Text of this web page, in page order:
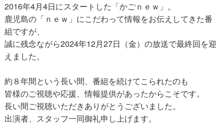
2016年4月4日にスタートした「かごｎｅｗ」。
鹿児島の「ｎｅｗ」にこだわって情報をお伝えしてきた番
組ですが、
誠に残念ながら2024年12月27日（金）の放送で最終回を迎
えました。
約８年間という長い間、番組を続けてこられたのも
皆様のご視聴や応援、情報提供があったからこそです。
長い間ご視聴いただきありがとうございました。
出演者、スタッフ一同御礼申し上げます。